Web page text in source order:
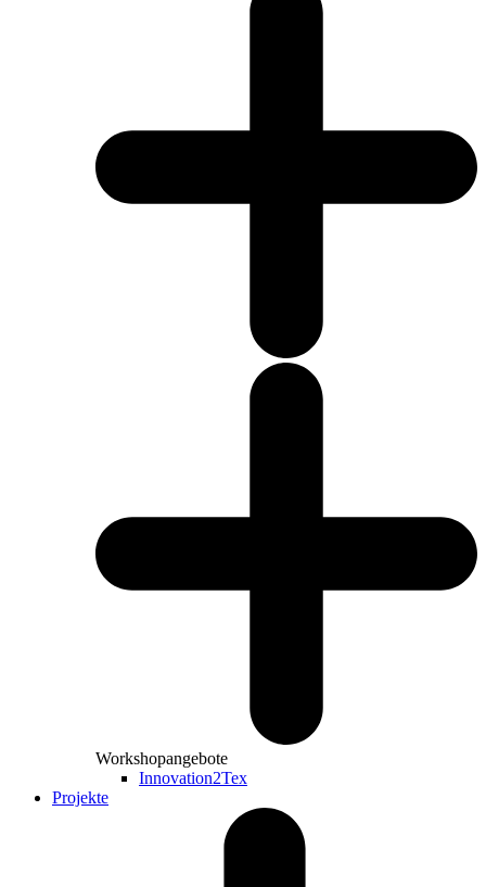
Workshopangebote
Innovation2Tex
Projekte